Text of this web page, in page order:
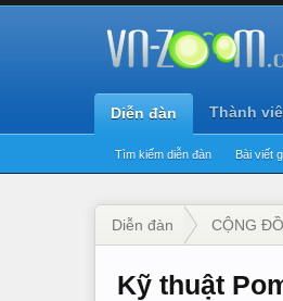
Diễn đàn
Tìm kiếm diễn đàn Bài viết
Thành
Diễn đàn CỘNG
Kỹ thuật